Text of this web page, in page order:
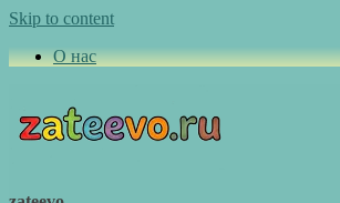
Skip to content
О нас